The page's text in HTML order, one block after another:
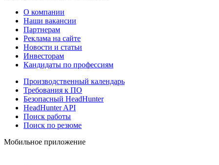
О компании
Наши вакансии
Партнерам
Реклама на сайте
Новости и статьи
Инвесторам
Кандидаты по профессиям
Производственный календарь
Требования к ПО
Безопасный HeadHunter
HeadHunter API
Поиск работы
Поиск по резюме
Мобильное приложение